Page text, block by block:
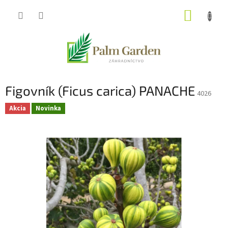
Figovník (Ficus carica) PANACHE 4026
Akcia Novinka